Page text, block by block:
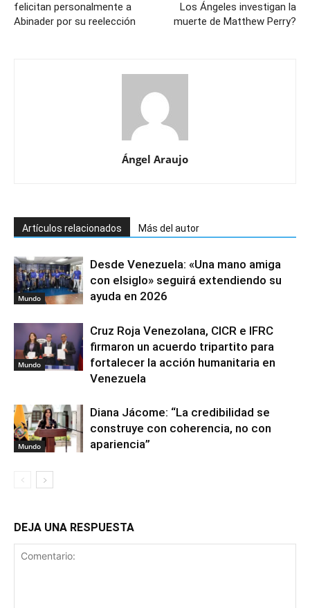
felicitan personalmente a
Abinader por su reelección
Los Ángeles investigan la
muerte de Matthew Perry?
Ángel Araujo
Artículos relacionados Más del autor
Mundo
Desde Venezuela: «Una mano amiga
con elsiglo» seguirá extendiendo su
ayuda en 2026
Mundo
Cruz Roja Venezolana, CICR e IFRC
firmaron un acuerdo tripartito para
fortalecer la acción humanitaria en
Venezuela
Mundo
Diana Jácome: “La credibilidad se
construye con coherencia, no con
apariencia”
DEJA UNA RESPUESTA